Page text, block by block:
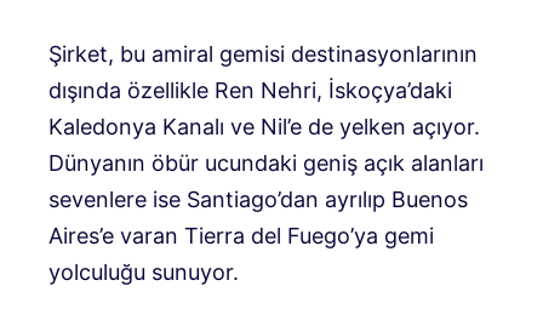
Şirket, bu amiral gemisi destinasyonlarının
dışında özellikle Ren Nehri, İskoçya’daki
Kaledonya Kanalı ve Nil’e de yelken açıyor.
Dünyanın öbür ucundaki geniş açık alanları
sevenlere ise Santiago’dan ayrılıp Buenos
Aires’e varan Tierra del Fuego’ya gemi
yolculuğu sunuyor.